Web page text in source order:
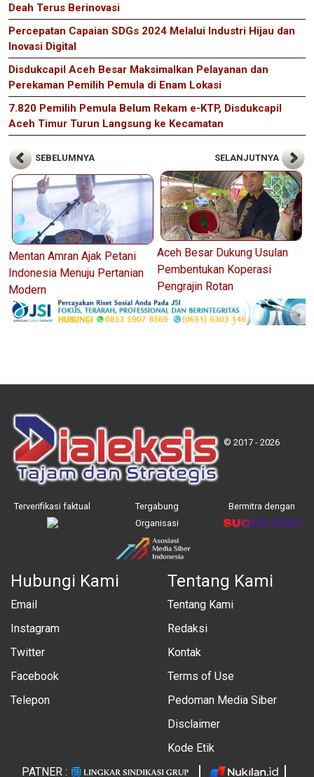
Deah Terus Berinovasi
Percepatan Capaian SDGs 2024 Melalui Industri Hijau dan
Inovasi Digital
Disdukcapil Aceh Besar Maksimalkan Pelayanan dan
Perekaman Pemilih Pemula di Enam Lokasi
7.820 Pemilih Pemula Belum Rekam e-KTP, Disdukcapil
Aceh Timur Turun Langsung ke Kecamatan
SEBELUMNYA
Mentan Amran Ajak Petani
Indonesia Menuju Pertanian
Modern
SELANJUTNYA
Aceh Besar Dukung Usulan
Pembentukan Koperasi
Pengrajin Rotan
© 2017 - 2026
Terverifikasi faktual
Tergabung
Organisasi
Bermitra dengan
Hubungi Kami
Email
Instagram
Twitter
Facebook
Telepon
Tentang Kami
Tentang Kami
Redaksi
Kontak
Terms of Use
Pedoman Media Siber
Disclaimer
Kode Etik
PATNER :